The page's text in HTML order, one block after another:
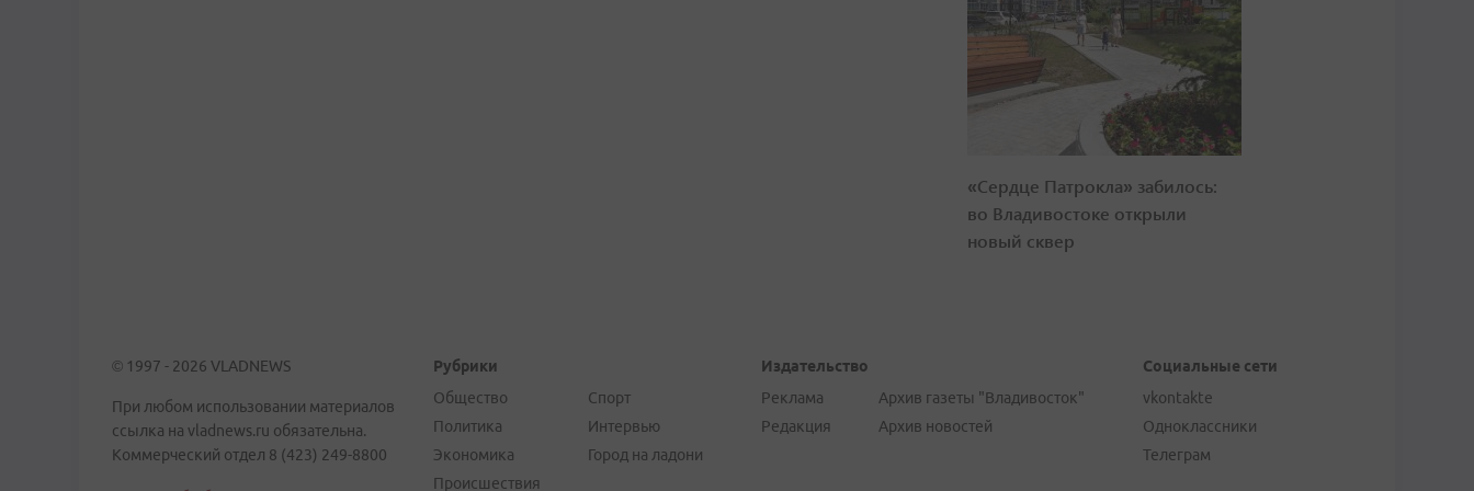
«Сердце Патрокла» забилось:
во Владивостоке открыли
новый сквер
© 1997 - 2026 VLADNEWS
При любом использовании материалов
ссылка на vladnews.ru обязательна.
Коммерческий отдел 8 (423) 249-8800
Рубрики
Общество
Политика
Экономика
Происшествия
Спорт
Интервью
Город на ладони
Издательство
Реклама
Редакция
Архив газеты "Владивосток"
Архив новостей
Социальные сети
vkontakte
Одноклассники
Телеграм